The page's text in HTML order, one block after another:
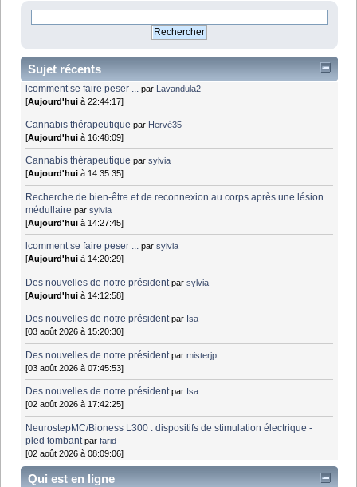
Sujet récents
lcomment se faire peser ... par Lavandula2
[Aujourd'hui à 22:44:17]
Cannabis thérapeutique par Hervé35
[Aujourd'hui à 16:48:09]
Cannabis thérapeutique parsylvia
[Aujourd'hui à 14:35:35]
Recherche de bien-être et de reconnexion au corps après une lésion
médullaire parsylvia
[Aujourd'hui à 14:27:45]
lcomment se faire peser ... parsylvia
[Aujourd'hui à 14:20:29]
Des nouvelles de notre président parsylvia
[Aujourd'hui à 14:12:58]
Des nouvelles de notre président par Isa
[03 août 2026 à 15:20:30]
Des nouvelles de notre président parmisterjp
[03 août 2026 à 07:45:53]
Des nouvelles de notre président par Isa
[02 août 2026 à 17:42:25]
NeurostepMC/Bioness L300 : dispositifs de stimulation électrique -
pied tombant parfarid
[02 août 2026 à 08:09:06]
Qui est en ligne